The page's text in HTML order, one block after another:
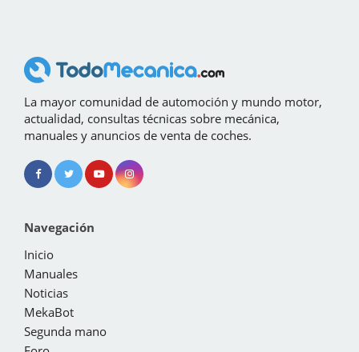
La mayor comunidad de automoción y mundo motor,
actualidad, consultas técnicas sobre mecánica,
manuales y anuncios de venta de coches.
Navegación
Inicio
Manuales
Noticias
MekaBot
Segunda mano